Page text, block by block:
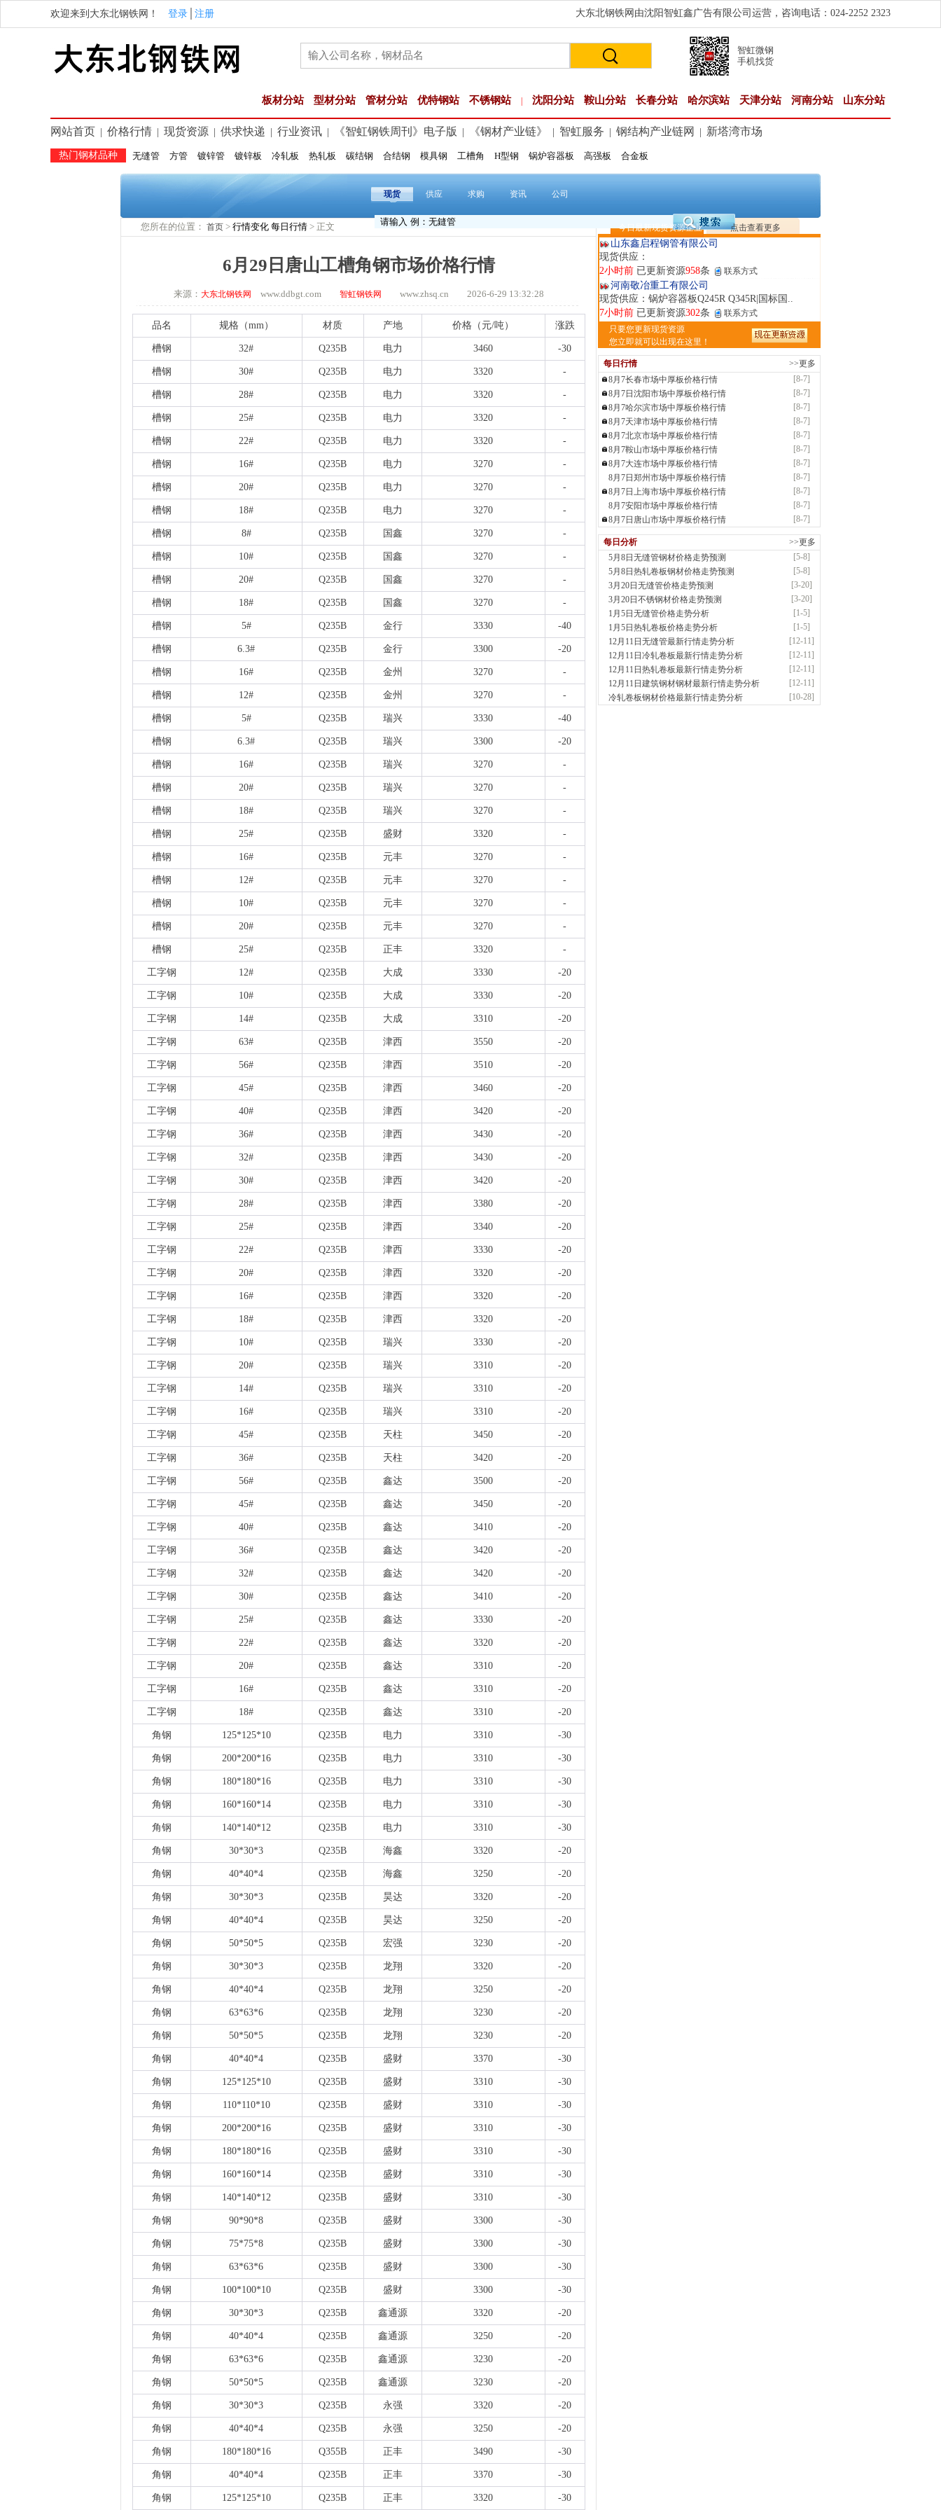
欢迎来到大东北钢铁网！ 登录 注册 大东北钢铁网由沈阳智虹鑫广告有限公司运营，咨询电话：024-2252 2323
智虹微钢
手机找货
板材分站 型材分站 管材分站 优特钢站 不锈钢站 沈阳分站 鞍山分站 长春分站 哈尔滨站 天津分站 河南分站 山东分站
网站首页 价格行情 现货资源 供求快递 行业资讯 《智虹钢铁周刊》电子版 《钢材产业链》 智虹服务 钢结构产业链网 新塔湾市场
热门钢材品种 无缝管 方管 镀锌管 镀锌板 冷轧板 热轧板 碳结钢 合结钢 模具钢 工槽角 H型钢 锅炉容器板 高强板 合金板
现货 供应 求购 资讯 公司
您所在的位置： 首页 > 行情变化 每日行情 > 正文
6月29日唐山工槽角钢市场价格行情
来源： 大东北钢铁网 www.ddbgt.com 智虹钢铁网 www.zhsq.cn 2026-6-29 13:32:28
品名 规格（mm） 材质 产地 价格（元/吨） 涨跌
槽钢 32# Q235B 电力 3460 -30
槽钢 30# Q235B 电力 3320 -
槽钢 28# Q235B 电力 3320 -
槽钢 25# Q235B 电力 3320 -
槽钢 22# Q235B 电力 3320 -
槽钢 16# Q235B 电力 3270 -
槽钢 20# Q235B 电力 3270 -
槽钢 18# Q235B 电力 3270 -
槽钢 8# Q235B 国鑫 3270 -
槽钢 10# Q235B 国鑫 3270 -
槽钢 20# Q235B 国鑫 3270 -
槽钢 18# Q235B 国鑫 3270 -
槽钢 5# Q235B 金行 3330 -40
槽钢 6.3# Q235B 金行 3300 -20
槽钢 16# Q235B 金州 3270 -
槽钢 12# Q235B 金州 3270 -
槽钢 5# Q235B 瑞兴 3330 -40
槽钢 6.3# Q235B 瑞兴 3300 -20
槽钢 16# Q235B 瑞兴 3270 -
槽钢 20# Q235B 瑞兴 3270 -
槽钢 18# Q235B 瑞兴 3270 -
槽钢 25# Q235B 盛财 3320 -
槽钢 16# Q235B 元丰 3270 -
槽钢 12# Q235B 元丰 3270 -
槽钢 10# Q235B 元丰 3270 -
槽钢 20# Q235B 元丰 3270 -
槽钢 25# Q235B 正丰 3320 -
工字钢 12# Q235B 大成 3330 -20
工字钢 10# Q235B 大成 3330 -20
工字钢 14# Q235B 大成 3310 -20
工字钢 63# Q235B 津西 3550 -20
工字钢 56# Q235B 津西 3510 -20
工字钢 45# Q235B 津西 3460 -20
工字钢 40# Q235B 津西 3420 -20
工字钢 36# Q235B 津西 3430 -20
工字钢 32# Q235B 津西 3430 -20
工字钢 30# Q235B 津西 3420 -20
工字钢 28# Q235B 津西 3380 -20
工字钢 25# Q235B 津西 3340 -20
工字钢 22# Q235B 津西 3330 -20
工字钢 20# Q235B 津西 3320 -20
工字钢 16# Q235B 津西 3320 -20
工字钢 18# Q235B 津西 3320 -20
工字钢 10# Q235B 瑞兴 3330 -20
工字钢 20# Q235B 瑞兴 3310 -20
工字钢 14# Q235B 瑞兴 3310 -20
工字钢 16# Q235B 瑞兴 3310 -20
工字钢 45# Q235B 天柱 3450 -20
工字钢 36# Q235B 天柱 3420 -20
工字钢 56# Q235B 鑫达 3500 -20
工字钢 45# Q235B 鑫达 3450 -20
工字钢 40# Q235B 鑫达 3410 -20
工字钢 36# Q235B 鑫达 3420 -20
工字钢 32# Q235B 鑫达 3420 -20
工字钢 30# Q235B 鑫达 3410 -20
工字钢 25# Q235B 鑫达 3330 -20
工字钢 22# Q235B 鑫达 3320 -20
工字钢 20# Q235B 鑫达 3310 -20
工字钢 16# Q235B 鑫达 3310 -20
工字钢 18# Q235B 鑫达 3310 -20
角钢 125*125*10 Q235B 电力 3310 -30
角钢 200*200*16 Q235B 电力 3310 -30
角钢 180*180*16 Q235B 电力 3310 -30
角钢 160*160*14 Q235B 电力 3310 -30
角钢 140*140*12 Q235B 电力 3310 -30
角钢 30*30*3 Q235B 海鑫 3320 -20
角钢 40*40*4 Q235B 海鑫 3250 -20
角钢 30*30*3 Q235B 昊达 3320 -20
角钢 40*40*4 Q235B 昊达 3250 -20
角钢 50*50*5 Q235B 宏强 3230 -20
角钢 30*30*3 Q235B 龙翔 3320 -20
角钢 40*40*4 Q235B 龙翔 3250 -20
角钢 63*63*6 Q235B 龙翔 3230 -20
角钢 50*50*5 Q235B 龙翔 3230 -20
角钢 40*40*4 Q235B 盛财 3370 -30
角钢 125*125*10 Q235B 盛财 3310 -30
角钢 110*110*10 Q235B 盛财 3310 -30
角钢 200*200*16 Q235B 盛财 3310 -30
角钢 180*180*16 Q235B 盛财 3310 -30
角钢 160*160*14 Q235B 盛财 3310 -30
角钢 140*140*12 Q235B 盛财 3310 -30
角钢 90*90*8 Q235B 盛财 3300 -30
角钢 75*75*8 Q235B 盛财 3300 -30
角钢 63*63*6 Q235B 盛财 3300 -30
角钢 100*100*10 Q235B 盛财 3300 -30
角钢 30*30*3 Q235B 鑫通源 3320 -20
角钢 40*40*4 Q235B 鑫通源 3250 -20
角钢 63*63*6 Q235B 鑫通源 3230 -20
角钢 50*50*5 Q235B 鑫通源 3230 -20
角钢 30*30*3 Q235B 永强 3320 -20
角钢 40*40*4 Q235B 永强 3250 -20
角钢 180*180*16 Q355B 正丰 3490 -30
角钢 40*40*4 Q235B 正丰 3370 -30
角钢 125*125*10 Q235B 正丰 3320 -30
今日最新现货资源企业 点击查看更多
玖隆晟钢管制造有限公司
现货供应：无缝管|合金管|圆钢|精密光亮管|马氏体..
现货供应：低合金板|高强度板|Z向板|
2小时前已更新资源254条 联系方式
山东鑫启程钢管有限公司
现货供应：
2小时前已更新资源958条 联系方式
河南敬冶重工有限公司
现货供应：锅炉容器板Q245R Q345R|国标国..
7小时前已更新资源302条 联系方式
天津亿宇金属材料有限公司（曼内斯曼）
现货供应：天津钢管|国产合金管|高压锅炉管|石油
裂..
7小时前已更新资源
舞钢市恒沃钢铁贸易有限公司
现货供应：耐磨板| 优碳板|低合金板|风电钢板|海..
23小时前已更新资源483条
河南省智帅实业有限公司
现货供应：特厚钢板|耐磨钢|容器板|
1天前已更新资源1042条
舞钢市盛隆物资有限公司
现货供应：中低温锅炉容器板|中厚板|耐磨板|高强
板..
1天前已更新资源21条 联系方式
天津宝仓腾飞钢管销售有限公司
现货供应：输送流体管、高压锅炉管、化肥专用
管、耐低..
1天前已更新资源875条 联系方式
天津市辰建商贸有限公司
现货供应：不锈方管| 热扩无缝管| 方矩管
1天前已更新资源1280条 联系方式
玖隆晟钢管制造有限公司
现货供应：无缝管|合金管|圆钢|精密光亮管|马氏体..
1小时前 已更新资源419条 联系方式
安阳市润兴商贸有限公司
现货供应：低合金板|高强度板|Z向板|
2小时前 已更新资源254条 联系方式
山东鑫启程钢管有限公司
只要您更新现货资源
您立即就可以出现在这里！
每日行情
>>更多
8月7长春市场中厚板价格行情
[8-7]
8月7日沈阳市场中厚板价格行情
[8-7]
8月7哈尔滨市场中厚板价格行情
[8-7]
8月7天津市场中厚板价格行情
[8-7]
8月7北京市场中厚板价格行情
[8-7]
8月7鞍山市场中厚板价格行情
[8-7]
8月7大连市场中厚板价格行情
[8-7]
8月7日郑州市场中厚板价格行情
[8-7]
8月7日上海市场中厚板价格行情
[8-7]
8月7安阳市场中厚板价格行情
[8-7]
8月7日唐山市场中厚板价格行情
[8-7]
每日分析
>>更多
5月8日无缝管钢材价格走势预测
[5-8]
5月8日热轧卷板钢材价格走势预测
[5-8]
3月20日无缝管价格走势预测
[3-20]
3月20日不锈钢材价格走势预测
[3-20]
1月5日无缝管价格走势分析
[1-5]
1月5日热轧卷板价格走势分析
[1-5]
12月11日无缝管最新行情走势分析
[12-11]
12月11日冷轧卷板最新行情走势分析
[12-11]
12月11日热轧卷板最新行情走势分析
[12-11]
12月11日建筑钢材钢材最新行情走势分析
[12-11]
冷轧卷板钢材价格最新行情走势分析
[10-28]